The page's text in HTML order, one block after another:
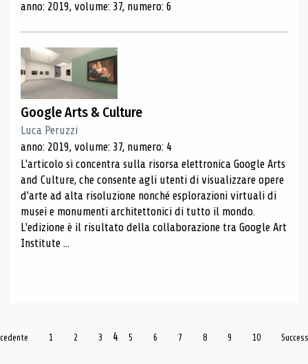
anno: 2019, volume: 37, numero: 6
Google Arts & Culture
Luca Peruzzi
anno: 2019, volume: 37, numero: 4
L'articolo si concentra sulla risorsa elettronica Google Arts
and Culture, che consente agli utenti di visualizzare opere
d'arte ad alta risoluzione nonché esplorazioni virtuali di
musei e monumenti architettonici di tutto il mondo.
L'edizione è il risultato della collaborazione tra Google Art
Institute ...
1 2 3 4 5 6 7 8 9 10